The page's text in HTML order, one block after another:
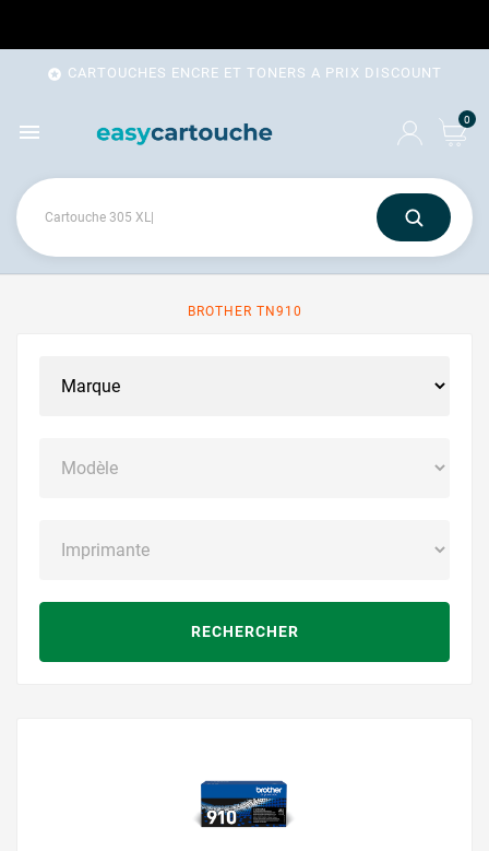
 CARTOUCHES ENCRE ET TONERS A PRIX DISCOUNT
 0
BROTHER TN910
RECHERCHER